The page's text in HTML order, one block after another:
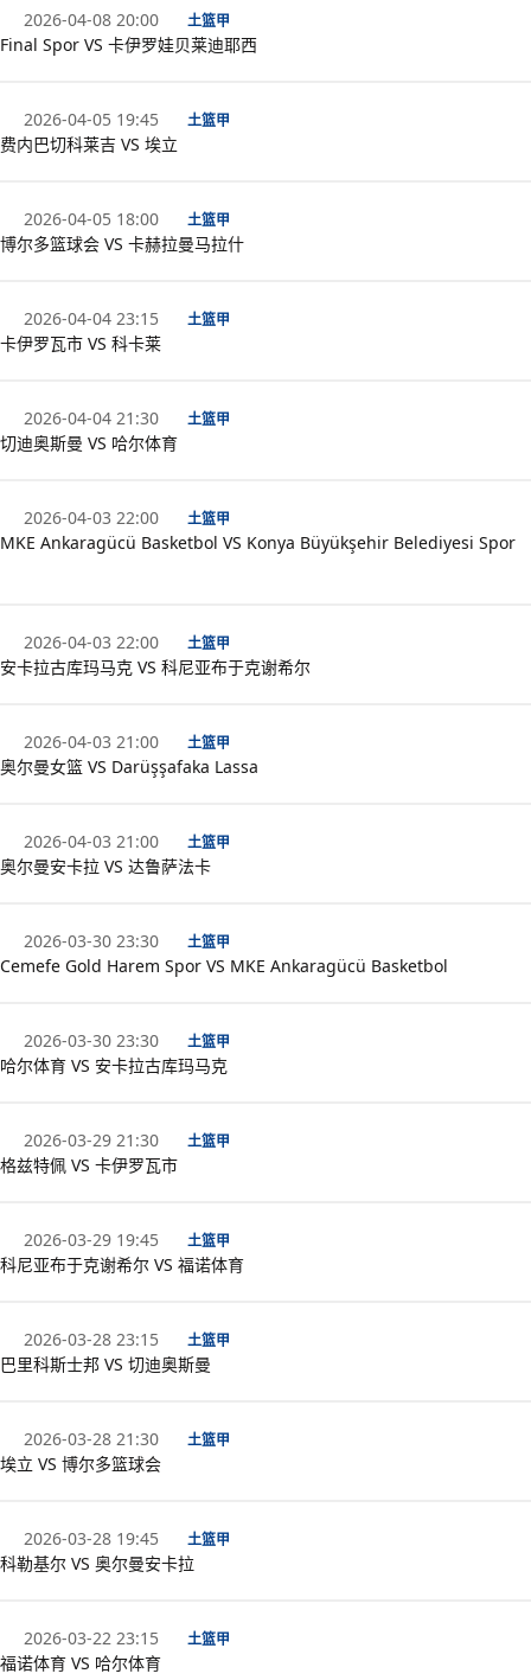
2026-04-08 20:00 土篮甲
Final Spor VS 卡伊罗娃贝莱迪耶西
2026-04-05 19:45 土篮甲
费内巴切科莱吉 VS 埃立
2026-04-05 18:00 土篮甲
博尔多篮球会 VS 卡赫拉曼马拉什
2026-04-04 23:15 土篮甲
卡伊罗瓦市 VS 科卡莱
2026-04-04 21:30 土篮甲
切迪奥斯曼 VS 哈尔体育
2026-04-03 22:00 土篮甲
MKE Ankaragücü Basketbol VS Konya Büyükşehir Belediyesi Spor
2026-04-03 22:00 土篮甲
安卡拉古库玛马克 VS 科尼亚布于克谢希尔
2026-04-03 21:00 土篮甲
奥尔曼女篮 VS Darüşşafaka Lassa
2026-04-03 21:00 土篮甲
奥尔曼安卡拉 VS 达鲁萨法卡
2026-03-30 23:30 土篮甲
Cemefe Gold Harem Spor VS MKE Ankaragücü Basketbol
2026-03-30 23:30 土篮甲
哈尔体育 VS 安卡拉古库玛马克
2026-03-29 21:30 土篮甲
格兹特佩 VS 卡伊罗瓦市
2026-03-29 19:45 土篮甲
科尼亚布于克谢希尔 VS 福诺体育
2026-03-28 23:15 土篮甲
巴里科斯士邦 VS 切迪奥斯曼
2026-03-28 21:30 土篮甲
埃立 VS 博尔多篮球会
2026-03-28 19:45 土篮甲
科勒基尔 VS 奥尔曼安卡拉
2026-03-22 23:15 土篮甲
福诺体育 VS 哈尔体育